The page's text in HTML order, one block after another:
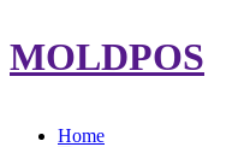
MOLDPOS
Home